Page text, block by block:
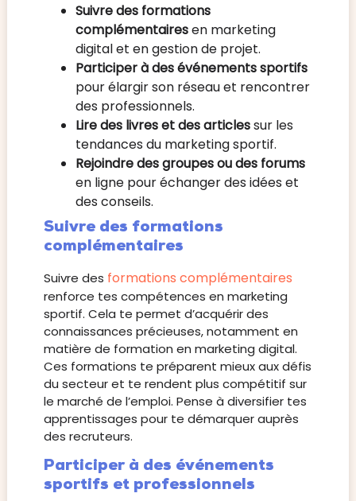
Suivre des formations
complémentairesen marketing
digital et en gestion de projet.
Participer à des événements sportifs
pour élargir son réseau et rencontrer
des professionnels.
Lire des livres et des articlessur les
tendances du marketing sportif.
Rejoindre des groupes ou des forums
en ligne pour échanger des idées et
des conseils.
Suivre des formations
complémentaires
Suivre des formations complémentaires
renforce tes compétences en marketing
sportif. Cela te permet d’acquérir des
connaissances précieuses, notamment en
matière de formation en marketing digital.
Ces formations te préparent mieux aux défis
du secteur et te rendent plus compétitif sur
le marché de l’emploi. Pense à diversifier tes
apprentissages pour te démarquer auprès
des recruteurs.
Participer à des événements
sportifs et professionnels